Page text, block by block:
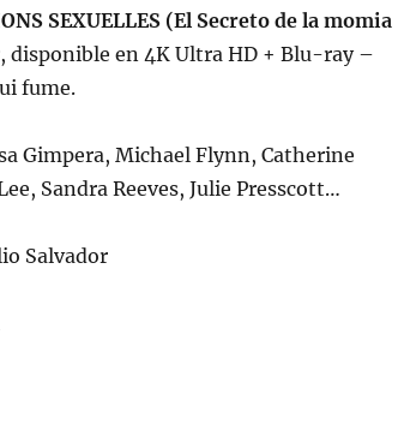
SEXUELLES (El Secreto de la momia
disponible en 4K Ultra HD + Blu-ray –
fume.
Gimpera, Michael Flynn, Catherine
Sandra Reeves, Julie Presscott…
Salvador